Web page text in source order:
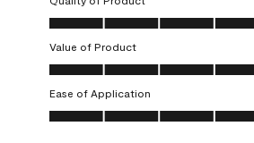
Quality of Product, 5.0 out of 5
Value of Product
Value of Product, 5.0 out of 5
Ease of Application
Ease of Application, 5.0 out of 5